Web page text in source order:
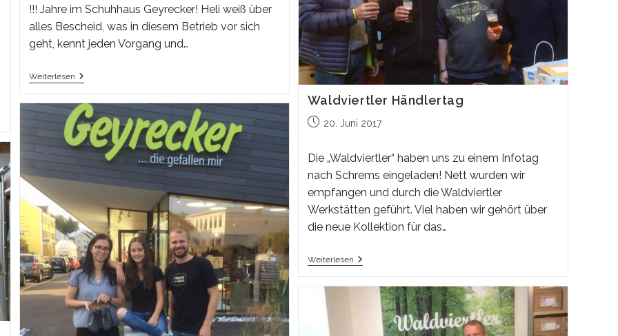
!!! Jahre im Schuhhaus Geyrecker! Heli weiß über
alles Bescheid, was in diesem Betrieb vor sich
geht, kennt jeden Vorgang und…
WeiterlesenWir
Waldviertler Händlertag
Beitrag20. Juni 2017
Die „Waldviertler“ haben uns zu einem Infotag
nach Schrems eingeladen! Nett wurden wir
empfangen und durch die Waldviertler
Werkstätten geführt. Viel haben wir gehört über
die neue Kollektion für das…
WeiterlesenWaldviertler